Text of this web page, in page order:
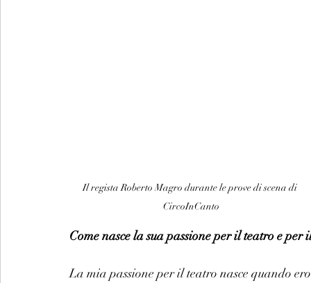
Il regista Roberto Magro durante le prove di scena di
CircoInCanto
Come nasce la sua passione per il teatro e per
La mia passione per il teatro nasce quando